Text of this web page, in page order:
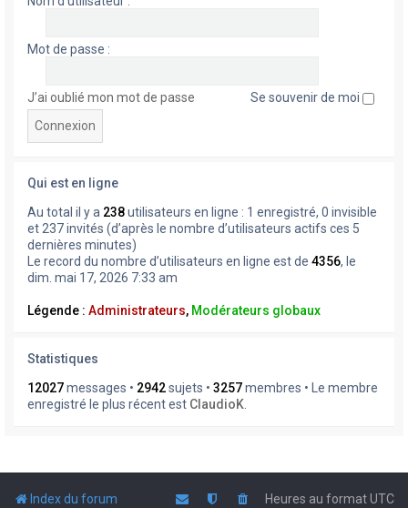
Mot de passe :
J’ai oublié mon mot de passe Se souvenir de moi
Qui est en ligne
Au total il y a 238utilisateurs en ligne : 1 enregistré, 0 invisible
et 237 invités (d’après le nombre d’utilisateurs actifs ces 5
dernières minutes)
Le record du nombre d’utilisateurs en ligne est de 4356, le
dim. mai 17, 2026 7:33 am
Légende : Administrateurs, Modérateurs globaux
Statistiques
12027messages • 2942sujets • 3257membres • Le membre
enregistré le plus récent est ClaudioK
Index du forum Heures au formatUTC